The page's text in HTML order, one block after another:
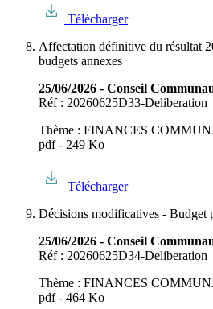
Télécharger
Affectation définitive du résultat
budgets annexes
25/06/2026 - Conseil
Réf : 20260625D33-Deliberation
Thème : FINANCES
pdf - 249 Ko
Télécharger
Décisions modificatives - Budget
25/06/2026 - Conseil
Réf : 20260625D34-Deliberation
Thème : FINANCES
pdf - 464 Ko